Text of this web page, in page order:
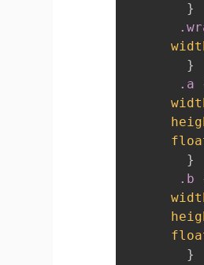
}
}
.a
}
.b
}